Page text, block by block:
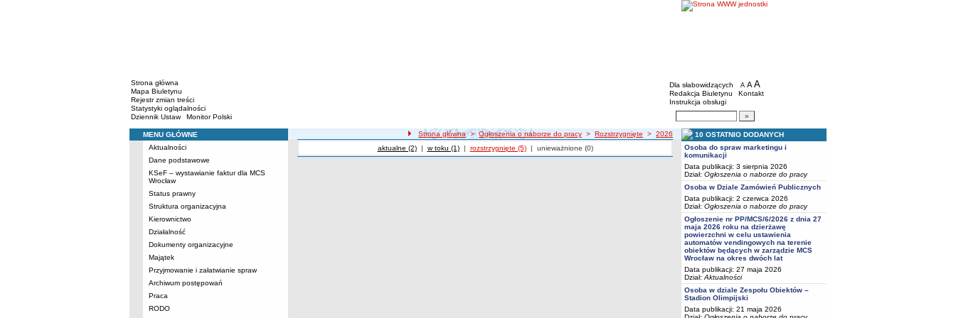
Strona główna
Mapa Biuletynu
Rejestr zmian treści
Statystyki oglądalności
Dziennik Ustaw
Monitor Polski
BIP - Młodzieżowe Centrum Sportu we
Menu dodatkowe
Dla słabowidzących A pomniejsz czcionkę
A standardowy rozmiar czcionki
A
Redakcja Biuletynu
Kontakt
Instrukcja obsługi
Wyszukiwarka artykułów
Menu
MENU GŁÓWNE
Aktualności
Dane podstawowe
KSeF – wystawianie faktur dla MCS
Wrocław
Status prawny
Struktura organizacyjna
Kierownictwo
Działalność
Dokumenty organizacyjne
Majątek
Przyjmowanie i załatwianie spraw
Archiwum postępowań
Praca
RODO
Strona główna>Ogłoszenia o naborze do pracy > Rozstrzygnięte > 2026
Ogłoszenia o naborze
aktualne (2)| Ogłoszenia o naborze
w toku (1)| Ogłoszenia o naborze
rozstrzygnięte (5)| Ogłoszenia o naborze
unieważnione (0)
10 OSTATNIO DODANYCH
Osoba do spraw marketingu i
komunikacji
Data publikacji: 3 sierpnia 2026
Dział: Ogłoszenia o naborze do pracy
Osoba w Dziale Zamówień Publicznych
Data publikacji: 2 czerwca 2026
Dział: Ogłoszenia o naborze do pracy
Ogłoszenie nr PP/MCS/6/2026 z dnia 27
maja 2026 roku na dzierżawę
powierzchni w celu ustawienia
automatów vendingowych na terenie
obiektów będących w zarządzie MCS
Wrocław na okres dwóch lat
Data publikacji: 27 maja 2026
Dział: Aktualności
Osoba w dziale Zespołu Obiektów –
Stadion Olimpijski
Data publikacji: 21 maja 2026